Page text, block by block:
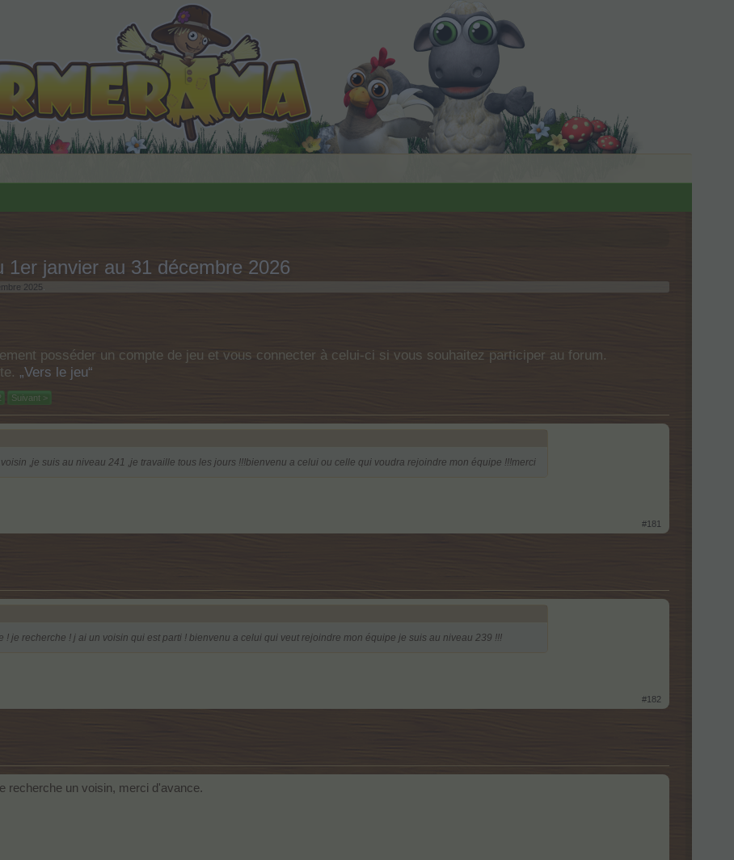
janvier au 31 décembre 2026
2025
posséder un compte de jeu et vous connecter à celui-ci si vous souhaitez participer au forum.
„Vers le jeu“
Suivant >
,je suis au niveau 241 ,je travaille tous les jours !!!bienvenu a celui ou celle qui voudra rejoindre mon équipe !!!merci
#181
! je recherche ! j ai un voisin qui est parti ! bienvenu a celui qui veut rejoindre mon équipe je suis au niveau 239 !!!
#182
recherche un voisin, merci d'avance.